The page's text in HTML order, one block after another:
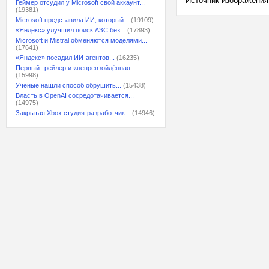
Геймер отсудил у Microsoft свой аккаунт...
(19381)
Microsoft представила ИИ, который...
(19109)
«Яндекс» улучшил поиск АЗС без...
(17893)
Microsoft и Mistral обменяются моделями...
(17641)
«Яндекс» посадил ИИ-агентов...
(16235)
Первый трейлер и «непревзойдённая...
(15998)
Учёные нашли способ обрушить...
(15438)
Власть в OpenAI сосредотачивается...
(14975)
Закрытая Xbox студия-разработчик...
(14946)